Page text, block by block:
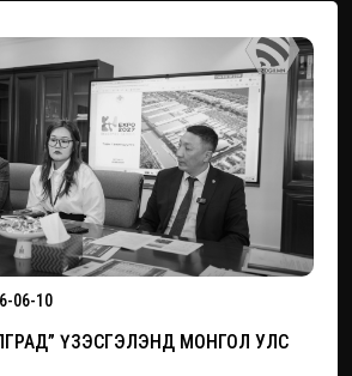
06-10
ҮЗЭСГЭЛЭНД МОНГОЛ УЛС